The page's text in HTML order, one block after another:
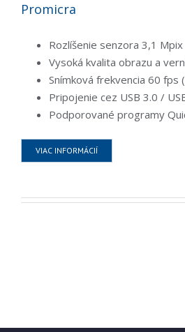
Promicra
Rozlíšenie senzora 3,1 Mpix
Vysoká kvalita obrazu a
Snímková frekvencia 60 fps
Pripojenie cez USB 3.0 /
Podporované programy
VIAC INFORMÁCIÍ